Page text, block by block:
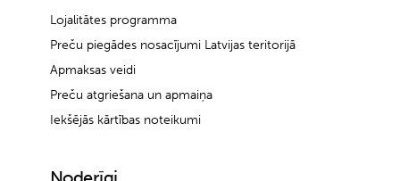
Lojalitātes programma
Preču piegādes nosacījumi Latvijas teritorijā
Apmaksas veidi
Preču atgriešana un apmaiņa
Iekšējās kārtības noteikumi